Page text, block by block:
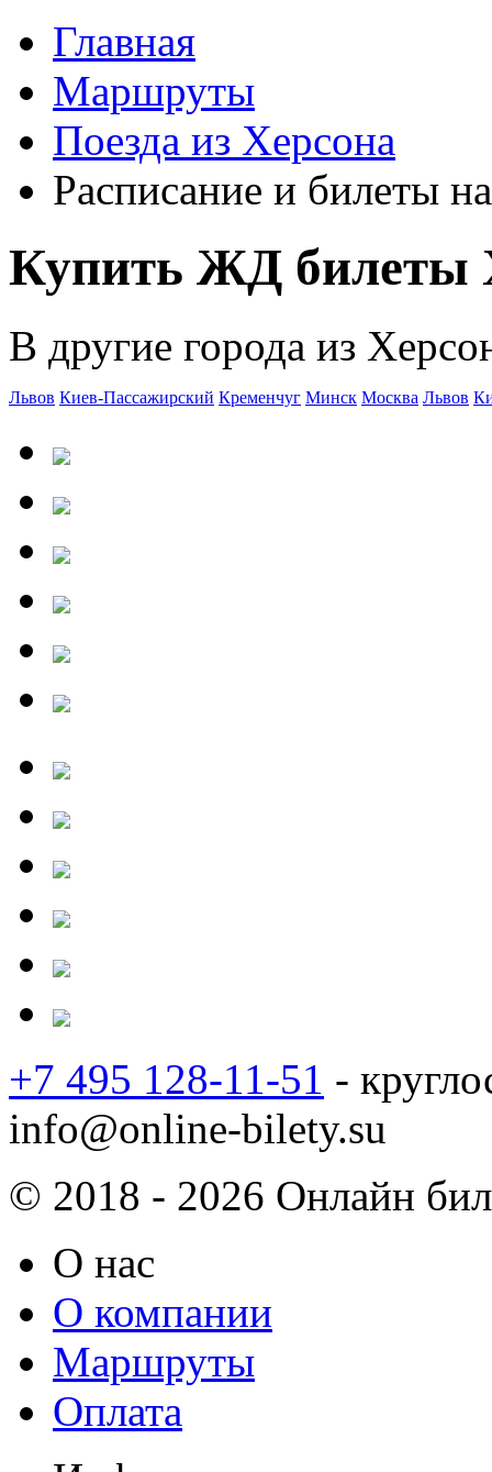
Главная
Маршруты
Поезда из Херсона
Расписание и билеты
Купить ЖД билеты
В другие города из
Львов Киев-Пассажирский Кременчуг Минск Москва Львов
+7 495 128-11-51 -
info@online-bilety.su
© 2018 - 2026 Онлайн
О нас
О компании
Маршруты
Оплата